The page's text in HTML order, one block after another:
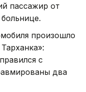
пассажир от
произошло
с
два